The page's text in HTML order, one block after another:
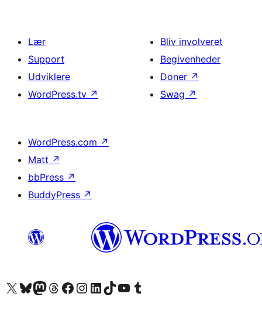
Lær
Support
Udviklere
WordPress.tv ↗
Bliv involveret
Begivenheder
Doner ↗
Swag ↗
WordPress.com ↗
Matt ↗
bbPress ↗
BuddyPress ↗
Besøg vores X (tidligere Twitter) konto
Besøg vores Bluesky-konto
Besøg vores Mastodon konto
Besøg vores Threads-konto
Besøg vores Facebook sideBesøg vores Instagram konto
Besøg vores LinkedIn konto
Besøg vores TikTok-konto
Besøg vores YouTube-kanalBesøg vores Tumblr-konto